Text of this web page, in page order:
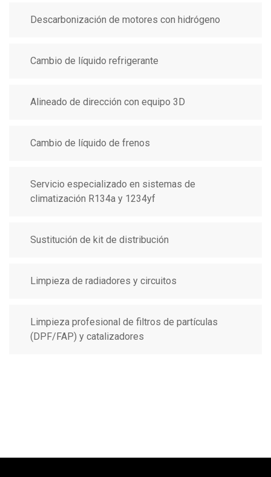
Descarbonización de motores con hidrógeno
Cambio de líquido refrigerante
Alineado de dirección con equipo 3D
Cambio de líquido de frenos
Servicio especializado en sistemas de
climatización R134a y 1234yf
Sustitución de kit de distribución
Limpieza de radiadores y circuitos
Limpieza profesional de filtros de partículas
(DPF/FAP) y catalizadores